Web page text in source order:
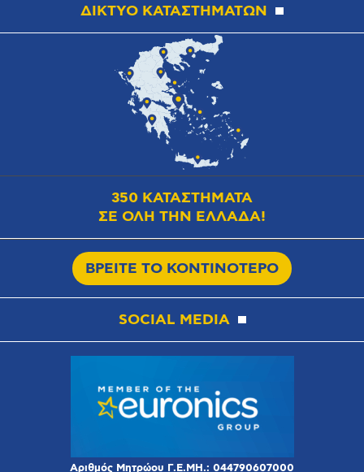
ΔΙΚΤΥΟ ΚΑΤΑΣΤΗΜΑΤΩΝ
350 ΚΑΤΑΣΤΗΜΑΤΑ
ΣΕ ΟΛΗ ΤΗΝ ΕΛΛΑΔΑ!
ΒΡΕΙΤΕ ΤΟ ΚΟΝΤΙΝΟΤΕΡΟ
SOCIAL MEDIA